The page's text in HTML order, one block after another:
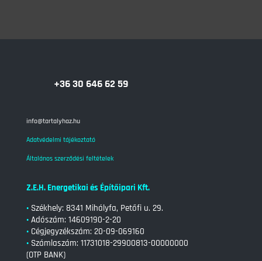
+36 30 646 62 59
info@tartalyhaz.hu
Adatvédelmi tájékoztató
Általános szerződési feltételek
Z.E.H. Energetikai és Építőipari Kft.
• Székhely: 8341 Mihályfa, Petőfi u. 29.
• Adószám: 14609190-2-20
• Cégjegyzékszám: 20-09-069160
• Számlaszám: 11731018-29900813-00000000
(OTP BANK)